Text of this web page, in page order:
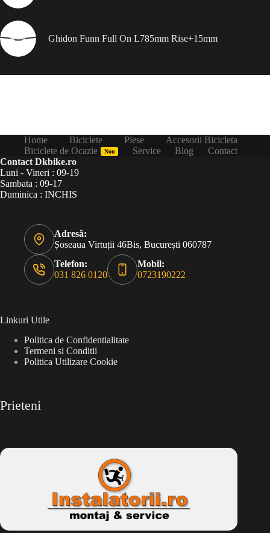
Ghidon Funn Full On L785mm Rise+15mm
Home Biciclete Piese
Accesorii Bicicleta
Biciclete de Ocazie
Nou Service Blog
Contact
Contact Dkbike.ro
Luni - Vineri : 09-19
Sambata : 09-17
Duminica : INCHIS
Adresă:
Șoseaua Virtuții 46Bis, București 060787
Telefon:
031 826 0120
Mobil:
0723190222
Linkuri Utile
Politica de Confidentialitate
Termeni si Conditii
Politica Utilizare Cookie
Prieteni